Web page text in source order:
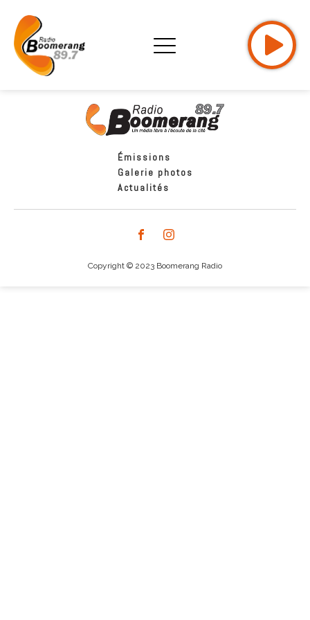
Émissions
Galerie photos
Actualités
Copyright © 2023 Boomerang Radio